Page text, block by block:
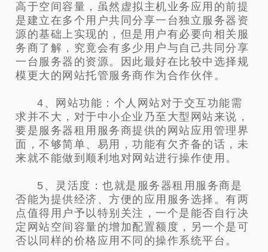
高于空间容量，虽然虚拟主机业务应用的前提
是建立在多个用户共同分享一台独立服务器资
源的基础上实现的，但是用户有必要向相关服
务商了解，究竟会有多少用户与自己共同分享
一台服务器的资源。因此最好在比较中选择规
模更大的网站托管服务商作为合作伙伴。
4、网站功能：个人网站对于交互功能需
求并不大，对于中小企业乃至大型网站来说，
要是服务器租用服务商提供的网站应用管理界
面，不够简单、易用，功能有欠齐备的话，未
来就不能做到顺利地对网站进行操作使用。
5、灵活度：也就是服务器租用服务商是
否能为提供经济、方便的应用服务选择。有两
点值得用户予以特别关注，一个是能否自行决
定网站空间容量的增加配置额度，另一个是可
否以同样的价格应用不同的操作系统平台。